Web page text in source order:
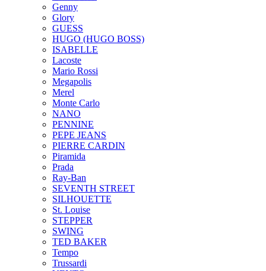
Genny
Glory
GUESS
HUGO (HUGO BOSS)
ISABELLE
Lacoste
Mario Rossi
Megapolis
Merel
Monte Carlo
NANO
PENNINE
PEPE JEANS
PIERRE CARDIN
Piramida
Prada
Ray-Ban
SEVENTH STREET
SILHOUETTE
St. Louise
STEPPER
SWING
TED BAKER
Tempo
Trussardi